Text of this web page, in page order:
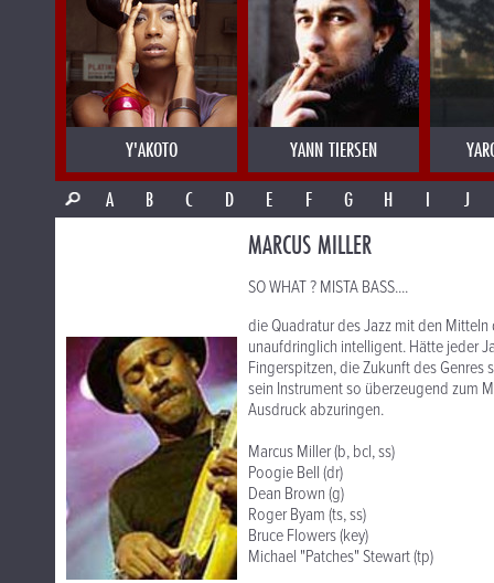
Y'AKOTO YANN TIERSEN
A
B C D E F G H I J
MARCUS MILLER
SO WHAT ? MISTA BASS....
die Quadratur des Jazz mit den
unaufdringlich intelligent. Hätte jeder
Fingerspitzen, die Zukunft des Genres
sein Instrument so überzeugend zum
Ausdruck abzuringen.
Marcus Miller (b, bcl, ss)
Poogie Bell (dr)
Dean Brown (g)
Roger Byam (ts, ss)
Bruce Flowers (key)
Michael "Patches" Stewart (tp)